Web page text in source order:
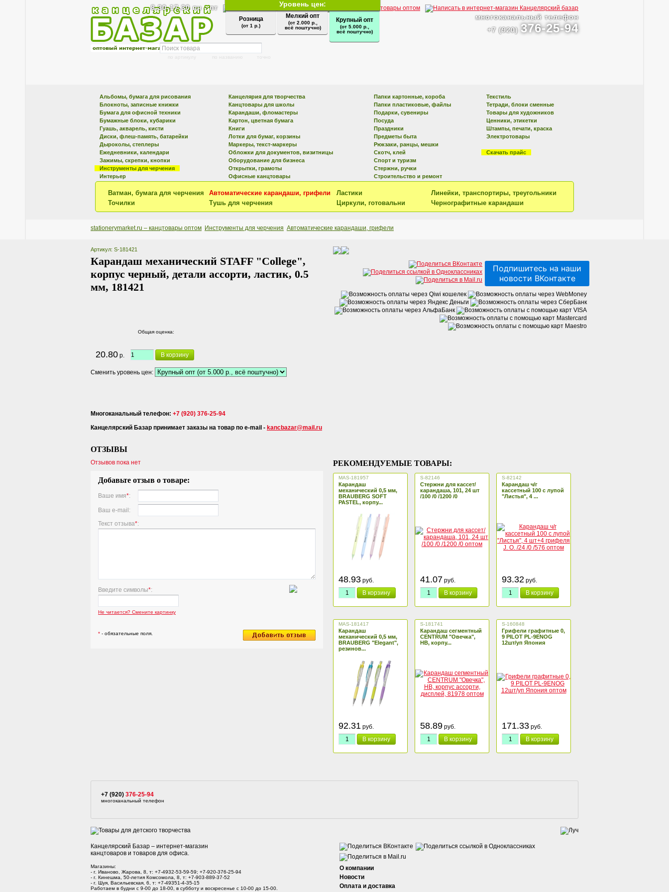
Уровень цен:
Розница
(от 1 р.)
Мелкий опт
(от 2.000 р.,
всё поштучно)
Крупный опт
(от 5.000 р.,
всё поштучно)
8.30-17.30 пн - пт
многоканальный телефон
+7 (920) 376-25-94
Альбомы, бумага для рисования
Блокноты, записные книжки
Бумага для офисной техники
Бумажные блоки, кубарики
Гуашь, акварель, кисти
Диски, флеш-память, батарейки
Дыроколы, степлеры
Ежедневники, календари
Зажимы, скрепки, кнопки
Инструменты для черчения
Интерьер
Канцелярия для творчества
Канцтовары для школы
Карандаши, фломастеры
Картон, цветная бумага
Книги
Лотки для бумаг, корзины
Маркеры, текст-маркеры
Обложки для документов, визитницы
Оборудование для бизнеса
Открытки, грамоты
Офисные канцтовары
Папки картонные, короба
Папки пластиковые, файлы
Подарки, сувениры
Посуда
Праздники
Предметы быта
Рюкзаки, ранцы, мешки
Скотч, клей
Спорт и туризм
Стержни, ручки
Строительство и ремонт
Текстиль
Тетради, блоки сменные
Товары для художников
Ценники, этикетки
Штампы, печати, краска
Электротовары
Скачать прайс
Ватман, бумага для черчения Автоматические карандаши, грифели Ластики
Линейки, транспортиры, треугольники
Точилки
Тушь для черчения Циркули, готовальни Чернографитные карандаши
stationerymarket.ru – канцтовары оптом Инструменты для черчения Автоматические карандаши, грифели
Артикул: S-181421
Карандаш механический STAFF "College",
корпус черный, детали ассорти, ластик, 0.5
мм, 181421
Общая оценка:
20.80 р. В корзину
Сменить уровень цен:
Многоканальный телефон: +7 (920) 376-25-94
Канцелярский Базар принимает заказы на товар по e-mail - kancbazar@mail.ru
Подпишитесь на наши
новости ВКонтакте
ОТЗЫВЫ
Отзывов пока нет
Добавьте отзыв о товаре:
Ваше имя*:
Ваш e-mail:
Текст отзыва*:
Введите символы*:
Не читается? Смените картинку
* - обязательные поля.
РЕКОМЕНДУЕМЫЕ ТОВАРЫ:
MAS-181957
Карандаш
механический 0,5 мм,
BRAUBERG SOFT
PASTEL, корпу...
48.93 руб.
В корзину
S-82146
Стержни для кассет/
карандаша, 101, 24 шт
/100 /0 /1200 /0
41.07 руб.
В корзину
S-82142
Карандаш ч/г
кассетный 100 с лупой
"Листья", 4 ...
93.32 руб.
В корзину
MAS-181417
Карандаш
механический 0,5 мм,
BRAUBERG "Elegant",
резинов...
92.31 руб.
В корзину
S-181741
Карандаш сегментный
CENTRUM "Овечка",
HB, корпу...
58.89 руб.
В корзину
S-160848
Грифели графитные 0,
9 PILOT PL-9ENOG
12шт/уп Япония
171.33 руб.
В корзину
+7 (920) 376-25-94
многоканальный телефон
Канцелярский Базар – интернет-магазин
канцтоваров и товаров для офиса.
Магазины:
- г. Иваново, Жарова, 8, т: +7-4932-53-59-59; +7-920-376-25-94
- г. Кинешма, 50-летия Комсомола, 8, т: +7-903-889-37-52
- г. Шуя, Васильевская, 6, т: +7-49351-4-35-15
Работаем в будни с 9-00 до 18-00, в субботу и воскресенье с 10-00 до 15-00.
О компании
Новости
Оплата и доставка